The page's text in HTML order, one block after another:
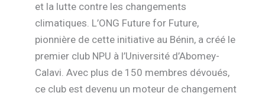
et la lutte contre les changements
climatiques. L’ONG Future for Future,
pionnière de cette initiative au Bénin, a créé le
premier club NPU à l’Université d’Abomey-
Calavi. Avec plus de 150 membres dévoués,
ce club est devenu un moteur de changement